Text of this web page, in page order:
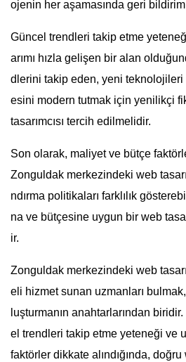
ojenin her aşamasında geri bildirim
Güncel trendleri takip etme
arımı hızla gelişen bir alan
dlerini takip eden, yeni
esini modern tutmak için yenilikçi
tasarımcısı tercih edilmelidir.
Son olarak, maliyet ve bütçe
Zonguldak merkezindeki web
ndırma politikaları farklılık
na ve bütçesine uygun bir web
ir.
Zonguldak merkezindeki web
eli hizmet sunan uzmanları
luşturmanın anahtarlarından
el trendleri takip etme yeteneği ve
faktörler dikkate alındığında, doğru